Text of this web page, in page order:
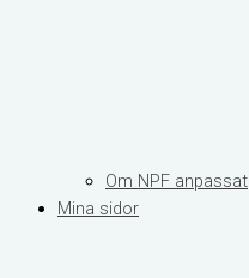
Om NPF anpassat
Mina sidor